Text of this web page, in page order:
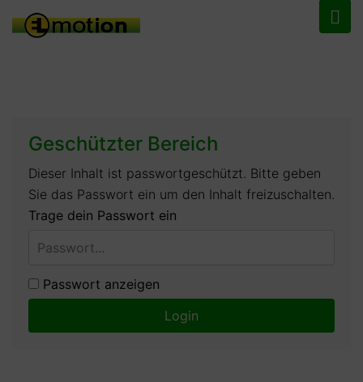
Geschützter Bereich
Dieser Inhalt ist passwortgeschützt. Bitte geben
Sie das Passwort ein um den Inhalt freizuschalten.
Trage dein Passwort ein
Passwort anzeigen
Login